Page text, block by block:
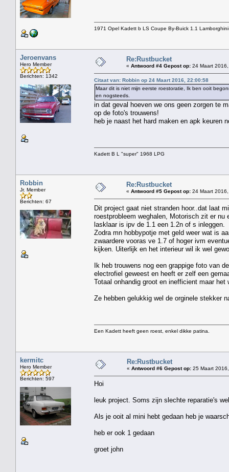
1971 Opel Kadett b LS Coupe By-Buick 1.1
Jeroenvans
Hero Member
Berichten: 1342
Re:Rustbucket
« Antwoord #4 Gepost op: 24 Maart
Citaat van: Robbin op 24 Maart 2016, 22:00:58
Maar dit is niet mijn eerste roestoratie, Ik ben ooit
en nogsteeds.
in dat geval hoeven we ons geen zorgen te
op de foto's trouwens!
heb je naast het hard maken en apk keuren
Kadett B L "super" 1968 LPG
Robbin
Jr. Member
Berichten: 67
Re:Rustbucket
« Antwoord #5 Gepost op: 24 Maart
Dit project gaat niet stranden hoor..dat laat
roestprobleem weghalen, Motorisch zit er
lasklaar is ipv de 1.1 een 1.2n of s inleggen.
Zodra mn hobbypotje met geld weer wat is
zwaardere vooras ve 1.7 of hoger ivm
kijken. Uiterlijk en het interieur wil ik wel
Ik heb trouwens nog een grappige foto van
electrofiel geweest en heeft er zelf een
Totaal onhandig groot en inefficient maar
Ze hebben gelukkig wel de orginele stekker
Een Kadett heeft geen roest, enkel dikke patina.
kermitc
Hero Member
Berichten: 597
Re:Rustbucket
« Antwoord #6 Gepost op: 25 Maart
Hoi
leuk project. Soms zijn slechte reparatie's
Als je ooit al mini hebt gedaan heb je
heb er ook 1 gedaan
groet john